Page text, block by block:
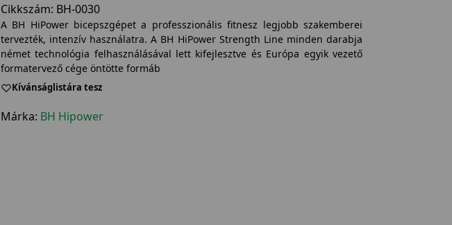
Cikkszám: BH-0030
A BH HiPower bicepszgépet a professzionális fitnesz legjobb szakemberei
tervezték, intenzív használatra. A BH HiPower Strength Line minden darabja
német technológia felhasználásával lett kifejlesztve és Európa egyik vezető
formatervező cége öntötte formáb
Kívánságlistára tesz
Márka: BH Hipower